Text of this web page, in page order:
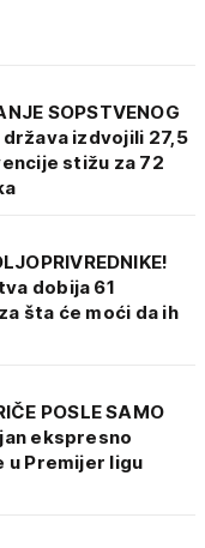
SOPSTVENOG
država izdvojili 27,5
stižu za 72
dobija 61
šta će moći da ih
POSLE SAMO
ekspresno
u Premijer ligu